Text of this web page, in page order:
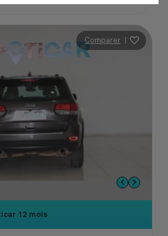
Comparer |
12 mois